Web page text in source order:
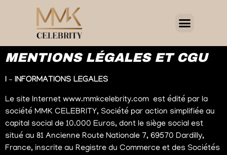
MENTIONS LÉGALES ET CGU
I – INFORMATIONS LEGALES
Le site Internet www.mmkcelebrity.com est édité par la
société MMK CELEBRITY, Société par action simplifiée au
capital social de 10.000 Euros, dont le siège social est
situé au 81 Ancienne Route Nationale 7, 69570 Dardilly,
France, inscrite au Registre du Commerce et des Sociétés